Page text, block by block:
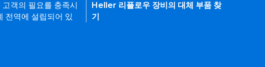
객의 필요를 충족시
전역에 설립되어 있
Heller 리플로우 장비의 대체 부품 찾
기